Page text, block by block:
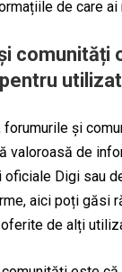
de care ai
comunități
forumurile și
valoroasă de
oficiale Digi sau
aici poți găsi
de alți